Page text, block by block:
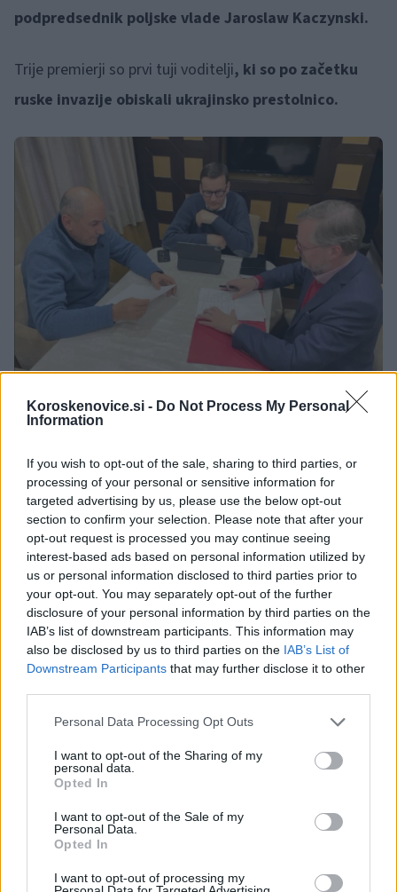
Koroskenovice.si - Do Not Process My Personal
Information
If you wish to opt-out of the sale, sharing to third parties, or
processing of your personal or sensitive information for
targeted advertising by us, please use the below opt-out
section to confirm your selection. Please note that after your
opt-out request is processed you may continue seeing
interest-based ads based on personal information utilized by
us or personal information disclosed to third parties prior to
your opt-out. You may separately opt-out of the further
disclosure of your personal information by third parties on the
IAB’s list of downstream participants. This information may
also be disclosed by us to third parties on the IAB’s List of
Downstream Participants that may further disclose it to other
Please note that this website/app uses one or more Google
not limited to your visit or usage behaviour. You may click to
grant or deny consent to Google and its third-party tags to
use your data for below specified purposes in below Google
consent section.
Personal Data Processing Opt Outs
I want to opt-out of the Sharing of my
personal data.
Opted In
I want to opt-out of the Sale of my
Personal Data.
Opted In
I want to opt-out of processing my
podpredsednik poljske vlade Jaroslaw Kaczynski.
Trije premierji so prvi tuji voditelji, ki so po začetku
ruske invazije obiskali ukrajinsko prestolnico.
Opozorilo:Po 297. členu Kazenskega zakonika je
posameznik kazensko odgovoren za javno spodbujanje
sovraštva, nasilja ali nestrpnosti. Komentarji z žaljivimi,
rasističnimi, diskriminatornimi ali nezakonitimi vsebinami bodo
odstranjeni. Pravila komentiranja →
Failed to fetch
Kategorije: Novice
Ključne besede: janez janša Kijev
Rusija
Ukrajina